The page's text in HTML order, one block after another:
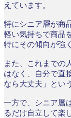
えています。
特にシニア層が商
軽い気持ちで商品
特にその傾向が強
また、これまでの
はなく、自分で直
なら大丈夫」とい
一方で、シニア層
るだけ自立して楽